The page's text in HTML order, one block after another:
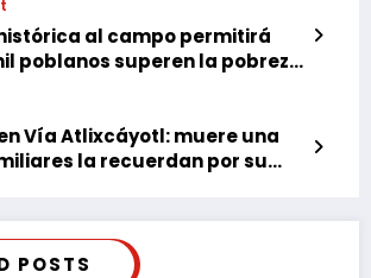
al campo permitirá
poblanos superen la pobreza
Vía Atlixcáyotl: muere una
la recuerdan por su
POSTS